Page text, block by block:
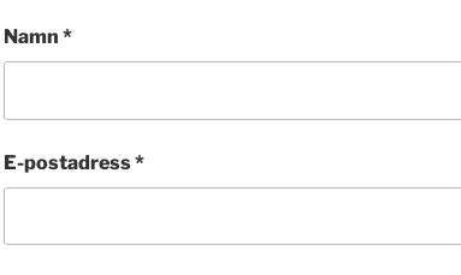
Namn *
E-postadress*